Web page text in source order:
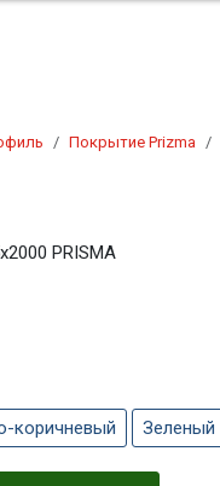
Покрытие Prizma
PRISMA
коричневый Зеленый